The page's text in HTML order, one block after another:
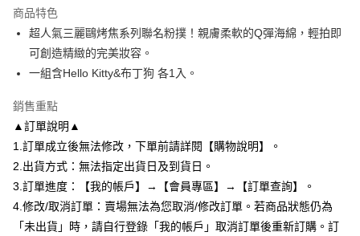
流程，驗證手機門號後，選擇欲分期的期數、繳款截止日，確認付款後即完
成交易。
3.實際核准額度、可分期數及費用金額請依後續交易確認頁面所載為準。
4.訂單成立30分鐘內，如未前往確認交易或遇審核未通過，訂單將自動取
法說明評估內容。
1.分期款項不併入電信帳單，「大哥付你分期」於每月結算日後寄送繳費提
醒簡訊。
帳／街口支付／iPASS MONEY」等通路繳費。
【注意事項】
1.本服務係由「台灣大哥大股份有限公司」（以下簡稱本公司）所提供，讓
用戶於交易時，得透過本服務購買商品或服務，並由商店將買賣／分期付款
買賣價金債權讓與本公司後，依約使用本公司帳單繳交帳款。
【關於「AFTEE先享後付」】
AFTEE先享後付是「在收到商品之後才付款」的支付方式。 讓您購物簡單
便利好安心！
１．簡單：不需註冊會員、不需綁卡、不需儲值。
２．便利：只要手機號碼，簡訊認證，即可結帳。
【「AFTEE先享後付」結帳流程】
１．於結帳方式選擇「AFTEE先享後付」後，將跳轉至「AFTEE先享後付」
結帳頁面，進行簡訊認證並確認金額後，即可完成結帳。
３．收到繳費通知簡訊後14天內，點擊此簡訊中的連結，可透過四大超商／
ATM／網路銀行／等多元方式進行付款，方視為交易完成。
※ 請注意：結帳手續完成當下不需立刻繳費，但若您需要取消訂單，請聯絡
購買商品的店家。未經商家同意取消之訂單仍視為有效，需透過AFTEE先享
後付繳納相關費用。
ATM付款
每筆NT$80，滿NT$699(含以上)免運費
付款後全家取貨
每筆NT$80，滿NT$699(含以上)免運費
7-11付款取貨
每筆NT$80，滿NT$699(含以上)免運費
商品特色
超人氣三麗鷗烤焦系列聯名粉撲！親膚柔軟的Q彈海綿，輕拍即
可創造精緻的完美妝容。
一組含Hello Kitty&布丁狗 各1入。
銷售重點
▲訂單說明▲
1.訂單成立後無法修改，下單前請詳閱【購物說明】。
2.出貨方式：無法指定出貨日及到貨日。
3.訂單進度：【我的帳戶】→【會員專區】→【訂單查詢】。
4.修改/取消訂單：賣場無法為您取消/修改訂單。若商品狀態仍為
「未出貨」時，請自行登錄「我的帳戶」取消訂單後重新訂購。訂